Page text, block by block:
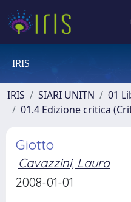
IRIS
IRIS SIARI UNITN
01
01.4 Edizione critica
Giotto
Cavazzini, Laura
2008-01-01